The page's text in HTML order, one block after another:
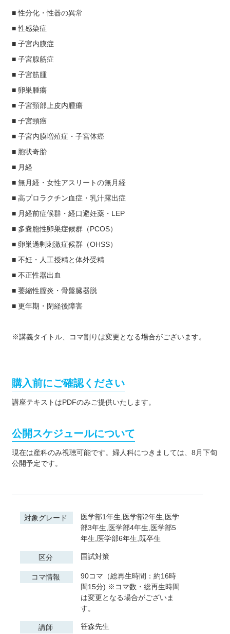
■ 性分化・性器の異常
■ 性感染症
■ 子宮内膜症
■ 子宮腺筋症
■ 子宮筋腫
■ 卵巣腫瘍
■ 子宮頸部上皮内腫瘍
■ 子宮頸癌
■ 子宮内膜増殖症・子宮体癌
■ 胞状奇胎
■ 月経
■ 無月経・女性アスリートの無月経
■ 高プロラクチン血症・乳汁露出症
■ 月経前症候群・経口避妊薬・LEP
■ 多嚢胞性卵巣症候群（PCOS）
■ 卵巣過剰刺激症候群（OHSS）
■ 不妊・人工授精と体外受精
■ 不正性器出血
■ 萎縮性膣炎・骨盤臓器脱
■ 更年期・閉経後障害
※講義タイトル、コマ割りは変更となる場合がございます。
購入前にご確認ください
講座テキストはPDFのみご提供いたします。
公開スケジュールについて
現在は産科のみ視聴可能です。婦人科につきましては、8月下旬
公開予定です。
対象グレード
医学部1年生,医学部2年生,医学
部3年生,医学部4年生,医学部5
年生,医学部6年生,既卒生
区分 国試対策
コマ情報
90コマ（総再生時間：約16時
間15分) ※コマ数・総再生時間
は変更となる場合がございま
す。
講師 笹森先生